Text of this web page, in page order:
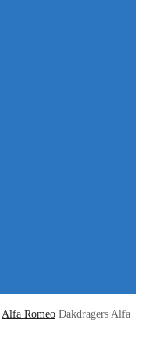
Alfa Romeo Dakdragers Alfa